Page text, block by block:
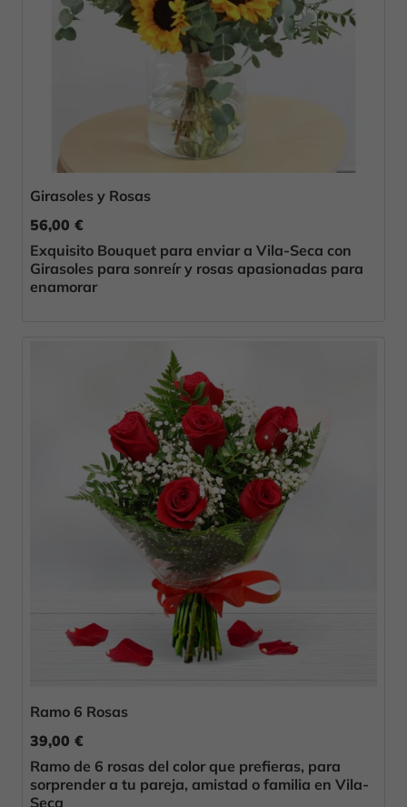
Girasoles y Rosas
56,00 €
Exquisito Bouquet para enviar a Vila-Seca con
Girasoles para sonreír y rosas apasionadas para
enamorar
Ramo 6 Rosas
39,00 €
Ramo de 6 rosas del color que prefieras, para
sorprender a tu pareja, amistad o familia en Vila-
Seca